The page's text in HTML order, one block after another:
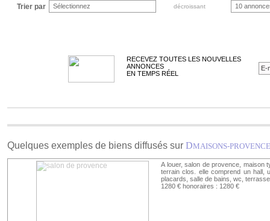
Trier par Sélectionnez décroissant 10
RECEVEZ TOUTES LES NOUVELLES
ANNONCES
EN TEMPS RÉEL
Quelques exemples de biens diffusés sur DMAISONS-PROVENCE
A louer, salon de provence, maison
terrain clos. elle comprend un hall,
placards, salle de bains, wc,
1280 € honoraires : 1280 €